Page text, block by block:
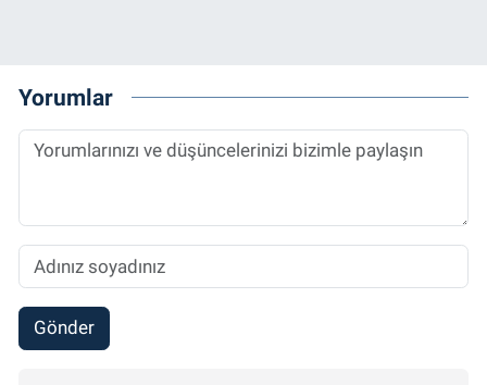
Yorumlar
Gönder